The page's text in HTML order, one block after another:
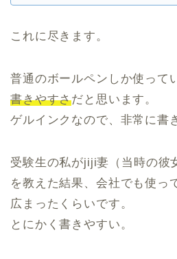
これに尽きます。
普通のボールペンしか使って
書きやすさだと思います。
ゲルインクなので、非常に書
受験生の私がjiji妻（当時の彼
を教えた結果、会社でも使っ
広まったくらいです。
とにかく書きやすい。